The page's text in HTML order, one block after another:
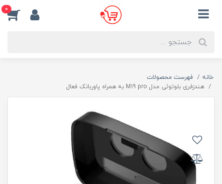
0
خانه
فهرست محصولات
هندزفری بلوتوثی مدل M19 pro به همراه پاوربانک فعال